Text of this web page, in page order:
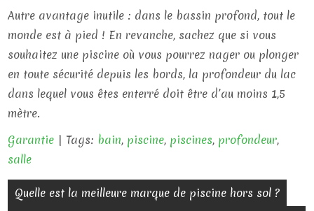
Autre avantage inutile : dans le bassin profond, tout le
monde est à pied ! En revanche, sachez que si vous
souhaitez une piscine où vous pourrez nager ou plonger
en toute sécurité depuis les bords, la profondeur du lac
dans lequel vous êtes enterré doit être d’au moins 1,5
mètre.
Garantie | Tags: bain, piscine, piscines, profondeur,
salle
N
Quelle est la meilleure marque de piscine hors sol ?